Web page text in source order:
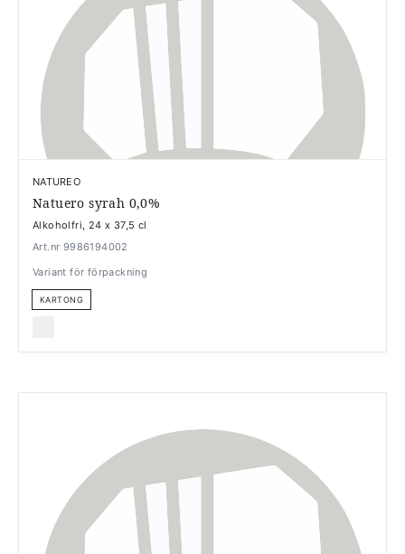
NATUREO
Natuero syrah 0,0%
Alkoholfri, 24 x 37,5 cl
Art.nr 9986194002
Variant för förpackning
KARTONG